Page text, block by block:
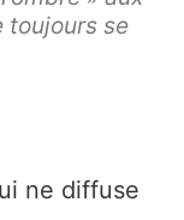
toujours se
ne diffuse